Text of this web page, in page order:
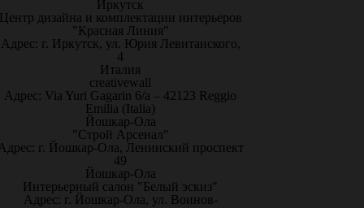
Иркутск
дизайна и комплектации интерьеров
"Красная Линия"
Адрес: г. Иркутск, ул. Юрия Левитанского,
4
Италия
creativewall
Адрес: Via Yuri Gagarin 6/a – 42123 Reggio
Emilia (Italia)
Йошкар-Ола
"Строй Арсенал"
г. Йошкар-Ола, Ленинский проспект
49
Йошкар-Ола
Интерьерный салон "Белый эскиз"
Адрес: г. Йошкар-Ола, ул. Воинов-